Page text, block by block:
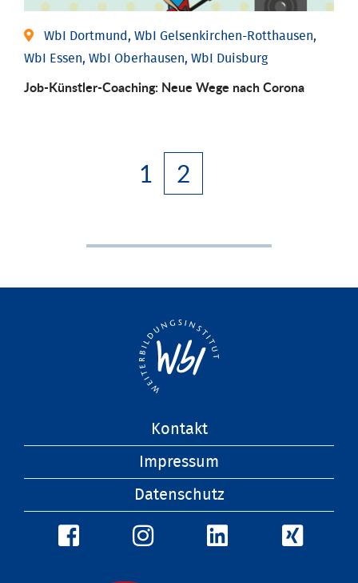
WbI Dortmund, WbI Gelsenkirchen-Rotthausen,
WbI Essen, WbI Oberhausen, WbI Duisburg
Job-Künstler-Coaching: Neue Wege nach Corona
1 2
Kontakt
Impressum
Datenschutz